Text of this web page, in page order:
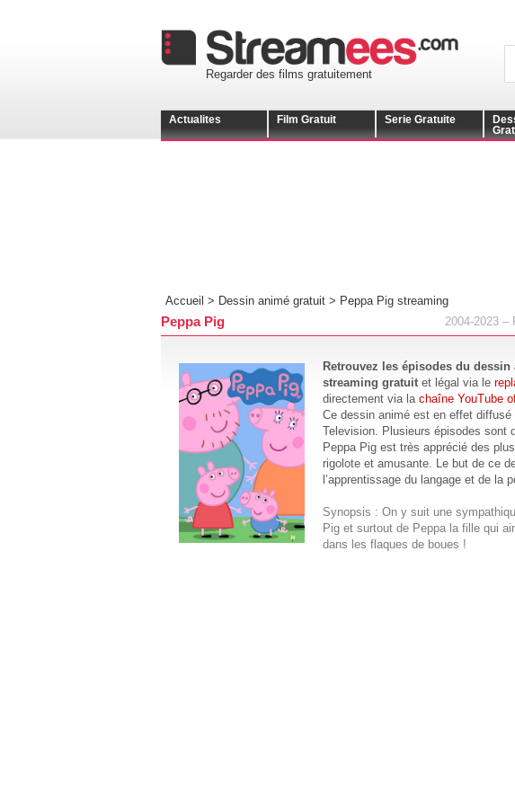
Regarder des films gratuitement
Actualites Film Gratuit Serie Gratuite
Accueil > Dessin animé gratuit> Peppa Pig streaming
Peppa Pig 2004-2023 –
Retrouvez les épisodes du
streaming gratuitet légal via le
directement via la chaîne YouTube
Ce dessin animé est en effet
Television. Plusieurs épisodes sont
Peppa Pig est très apprécié des
rigolote et amusante. Le but de ce
l’apprentissage du langage et de la
Synopsis : On y suit une
Pig et surtout de Peppa la fille qui
dans les flaques de boues !